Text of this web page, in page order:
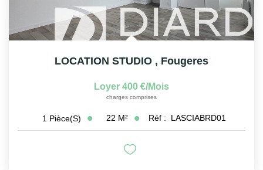
LOCATION STUDIO , Fougeres
Loyer 400 €/mois
charges comprises
1 Pièce(s) 22 M² Réf : LASCIABRD01